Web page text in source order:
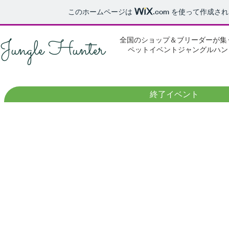
このホームページは .com を使って作成さ
Jungle Hunter
全国のショップ＆ブリーダーが
ペットイベントジャングルハ
終了イベント